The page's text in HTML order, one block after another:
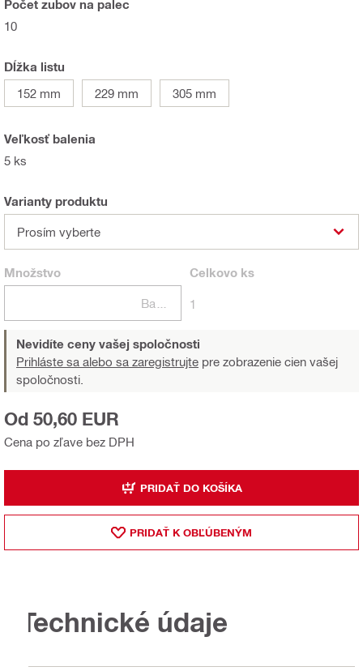
Počet zubov na palec
10
Dĺžka listu
152 mm
229 mm 305 mm
Veľkosť balenia
5 ks
Varianty produktu
Prosím vyberte
Množstvo Celkovo ks
1
Nevidíte ceny vašej spoločnosti
Prihláste sa alebo sa zaregistrujte pre zobrazenie cien vašej
spoločnosti.
Cena po zľave bez DPH
Od 50,60 EUR
PRIDAŤ DO KOŠÍKA
PRIDAŤ K OBĽÚBENÝM
Technické údaje